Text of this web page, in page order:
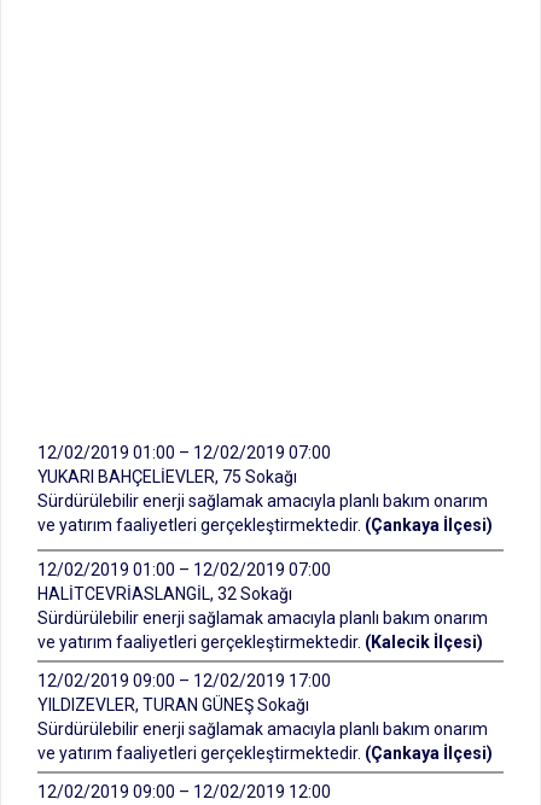
12/02/2019 01:00 – 12/02/2019 07:00
YUKARI BAHÇELİEVLER, 75 Sokağı
Sürdürülebilir enerji sağlamak amacıyla planlı bakım onarım
ve yatırım faaliyetleri gerçekleştirmektedir. (Çankaya İlçesi)
12/02/2019 01:00 – 12/02/2019 07:00
HALİTCEVRİASLANGİL, 32 Sokağı
Sürdürülebilir enerji sağlamak amacıyla planlı bakım onarım
ve yatırım faaliyetleri gerçekleştirmektedir. (Kalecik İlçesi)
12/02/2019 09:00 – 12/02/2019 17:00
YILDIZEVLER, TURAN GÜNEŞ Sokağı
Sürdürülebilir enerji sağlamak amacıyla planlı bakım onarım
ve yatırım faaliyetleri gerçekleştirmektedir. (Çankaya İlçesi)
12/02/2019 09:00 – 12/02/2019 12:00